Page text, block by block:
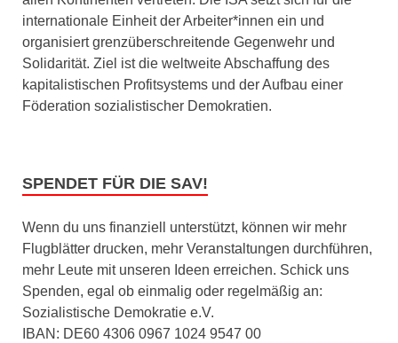
internationale Einheit der Arbeiter*innen ein und
organisiert grenzüberschreitende Gegenwehr und
Solidarität. Ziel ist die weltweite Abschaffung des
kapitalistischen Profitsystems und der Aufbau einer
Föderation sozialistischer Demokratien.
SPENDET FÜR DIE SAV!
Wenn du uns finanziell unterstützt, können wir mehr
Flugblätter drucken, mehr Veranstaltungen durchführen,
mehr Leute mit unseren Ideen erreichen. Schick uns
Spenden, egal ob einmalig oder regelmäßig an:
Sozialistische Demokratie e.V.
IBAN: DE60 4306 0967 1024 9547 00